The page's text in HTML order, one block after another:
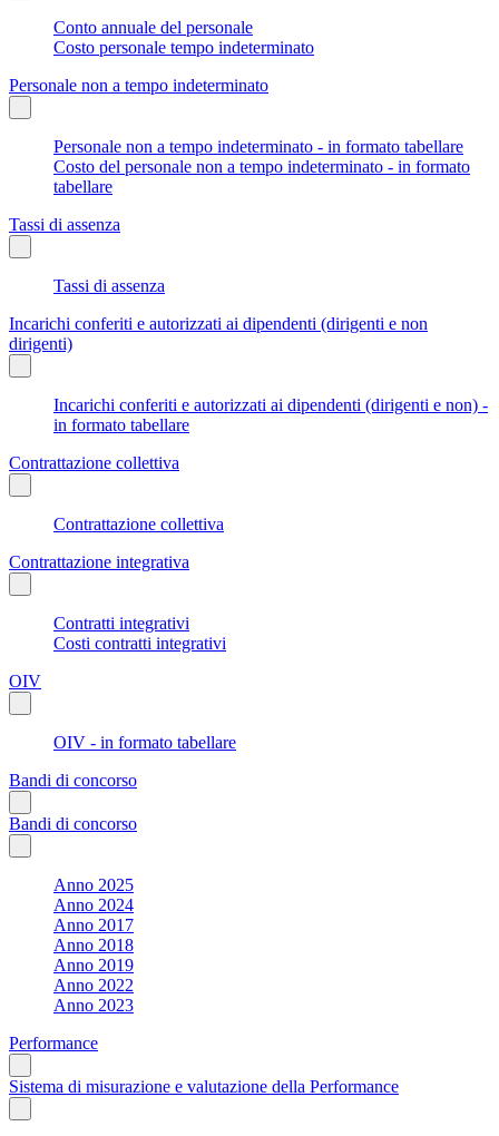
Conto annuale del personale
Costo personale tempo indeterminato
Personale non a tempo indeterminato
Personale non a tempo indeterminato - in formato tabellare
Costo del personale non a tempo indeterminato - in formato
tabellare
Tassi di assenza
Tassi di assenza
Incarichi conferiti e autorizzati ai dipendenti (dirigenti e non
dirigenti)
Incarichi conferiti e autorizzati ai dipendenti (dirigenti e non) -
in formato tabellare
Contrattazione collettiva
Contrattazione collettiva
Contrattazione integrativa
Contratti integrativi
Costi contratti integrativi
OIV
OIV - in formato tabellare
Bandi di concorso
Bandi di concorso
Anno 2025
Anno 2024
Anno 2017
Anno 2018
Anno 2019
Anno 2022
Anno 2023
Performance
Sistema di misurazione e valutazione della Performance